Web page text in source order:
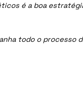
é a boa
todo o processo